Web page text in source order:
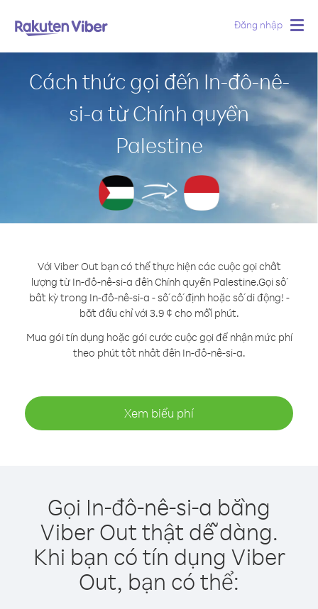
Đăng nhập
Cách thức gọi đến In-đô-nê-
si-a từ Chính quyền
Palestine
Với Viber Out bạn có thể thực hiện các cuộc gọi chất
lượng từ In-đô-nê-si-a đến Chính quyền Palestine.Gọi số
bất kỳ trong In-đô-nê-si-a - số cố định hoặc số di động! -
bắt đầu chỉ với 3.9 ¢ cho mỗi phút.
Mua gói tín dụng hoặc gói cước cuộc gọi để nhận mức phí
theo phút tốt nhất đến In-đô-nê-si-a.
Xem biểu phí
Gọi In-đô-nê-si-a bằng
Viber Out thật dễ dàng.
Khi bạn có tín dụng Viber
Out, bạn có thể: